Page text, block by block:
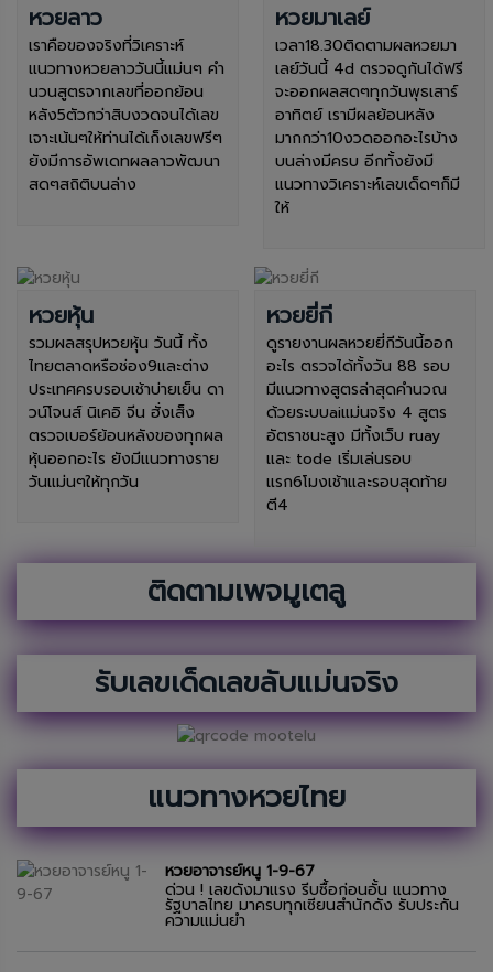
หวยลาว
เราคือของจริงที่วิเคราะห์
แนวทางหวยลาววันนี้แม่นๆ คำ
นวนสูตรจากเลขที่ออกย้อน
หลัง5ตัวกว่าสิบงวดจนได้เลข
เจาะเน้นๆให้ท่านได้เก็งเลขฟรีๆ
ยังมีการอัพเดทผลลาวพัฒนา
สดๆสถิติบนล่าง
หวยมาเลย์
เวลา18.30ติดตามผลหวยมา
เลย์วันนี้ 4d ตรวจดูกันได้ฟรี
จะออกผลสดๆทุกวันพุธเสาร์
อาทิตย์ เรามีผลย้อนหลัง
มากกว่า10งวดออกอะไรบ้าง
บนล่างมีครบ อีกทั้งยังมี
แนวทางวิเคราะห์เลขเด็ดๆก็มี
ให้
หวยหุ้น
รวมผลสรุปหวยหุ้น วันนี้ ทั้ง
ไทยตลาดหรือช่อง9และต่าง
ประเทศครบรอบเช้าบ่ายเย็น ดา
วน์โจนส์ นิเคอิ จีน ฮั่งเส็ง
ตรวจเบอร์ย้อนหลังของทุกผล
หุ้นออกอะไร ยังมีแนวทางราย
วันแม่นๆให้ทุกวัน
หวยยี่กี
ดูรายงานผลหวยยี่กีวันนี้ออก
อะไร ตรวจได้ทั้งวัน 88 รอบ
มีแนวทางสูตรล่าสุดคำนวณ
ด้วยระบบaiแม่นจริง 4 สูตร
อัตราชนะสูง มีทั้งเว็บ ruay
และ tode เริ่มเล่นรอบ
แรก6โมงเช้าและรอบสุดท้าย
ตี4
ติดตามเพจมูเตลู
รับเลขเด็ดเลขลับแม่นจริง
แนวทางหวยไทย
หวยอาจารย์หนู 1-9-67
ด่วน ! เลขดังมาแรง รีบซื้อก่อนอั้น แนวทาง
รัฐบาลไทย มาครบทุกเซียนสำนักดัง รับประกัน
ความแม่นยำ